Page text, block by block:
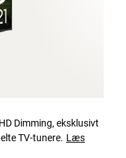
Dimming, eksklusivt
TV-tunere. Læs